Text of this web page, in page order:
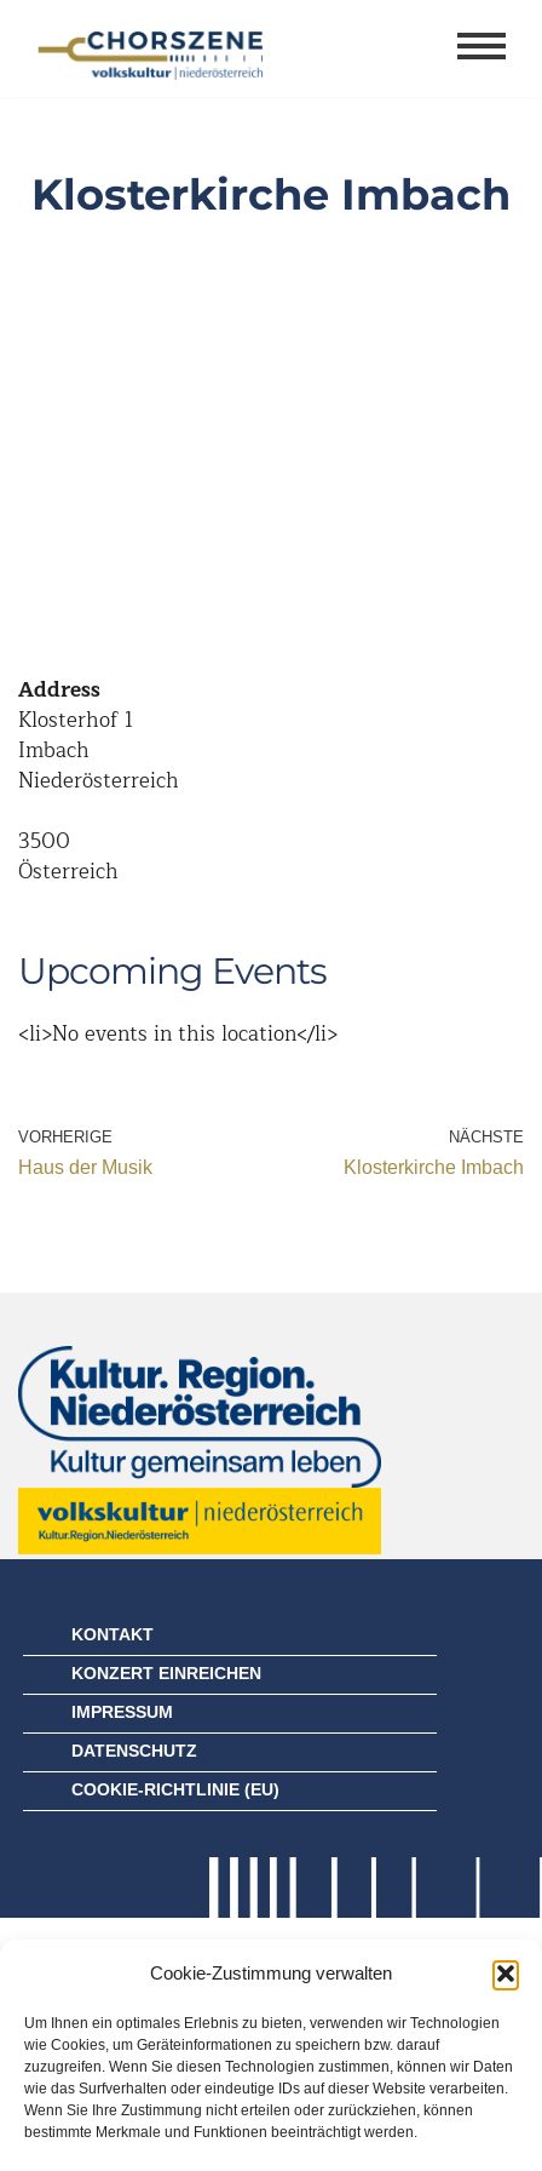
Cookie-Zustimmung verwalten
Um Ihnen ein optimales Erlebnis zu bieten, verwenden wir Technologien
wie Cookies, um Geräteinformationen zu speichern bzw. darauf
zuzugreifen. Wenn Sie diesen Technologien zustimmen, können wir Daten
wie das Surfverhalten oder eindeutige IDs auf dieser Website verarbeiten.
Wenn Sie Ihre Zustimmung nicht erteilen oder zurückziehen, können
bestimmte Merkmale und Funktionen beeinträchtigt werden.
Klosterkirche Imbach
Address
Klosterhof 1
Imbach
Niederösterreich
3500
Österreich
Upcoming Events
<li>No events in this location</li>
VORHERIGE
Haus der Musik
NÄCHSTE
Klosterkirche Imbach
KONTAKT
KONZERT EINREICHEN
IMPRESSUM
DATENSCHUTZ
COOKIE-RICHTLINIE (EU)